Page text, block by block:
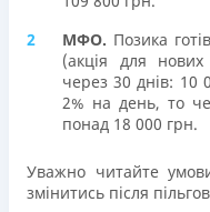
МФО. Позика
(акція для
через 30 днів: 10
2% на день, то
понад 18 000 грн.
Уважно читайте
змінитись після